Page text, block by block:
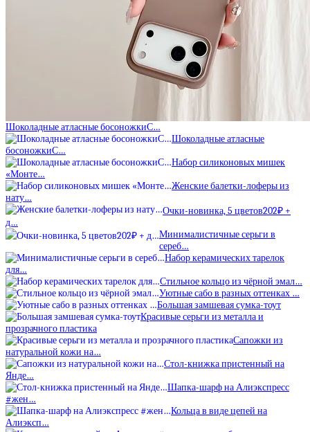
Шоколадные атласные босоножкиС…
Шоколадные атласные
босоножкиС…
Набор силиконовых мишек
«Монте…
Женские балетки-лоферы из
нату…
Очки-новинка, 5 цветов202₽ +
д…
Минималистичные серьги в
сереб…
Набор керамических тарелок
для…
Стильное кольцо из чёрной эмал…
Уютные сабо в разных оттенках …
Большая замшевая сумка-тоут
Красивые серьги из металла и
прозрачного пластика
Сапожки из
натуральной кожи на…
Стол-книжка пристенный на
Янде…
Шапка-шарф на Алиэкспресс
#жен…
Кольца в виде цепей на
Алиэксп…